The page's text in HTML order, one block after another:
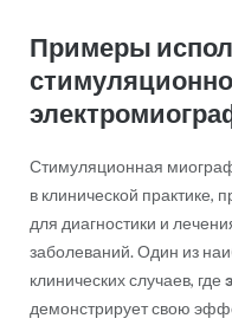
Примеры
Стимуляционная
в клинической
для диагностики и
заболеваний. Один из
клинических случаев, где
демонстрирует свою